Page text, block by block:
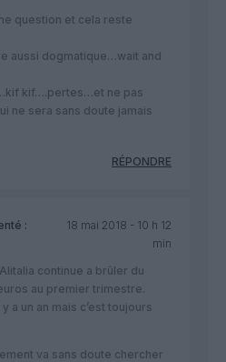
question et cela reste
aussi dogmatique…wait and
kif….pertes…et ne pas
ne sera sans doute jamais
RÉPONDRE
:
18 mai 2018 - 10 h 12
min
continue a brûler du
au premier trimestre.
a un an mais c’est toujours
va sans doute chercher